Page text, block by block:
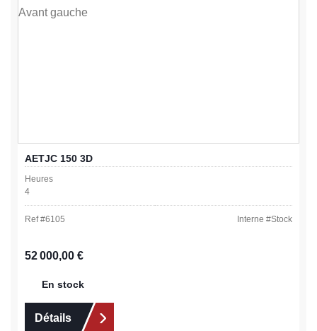
AETJC 150 3D
Heures
4
Ref #6105 Interne #Stock
Prix régulier :
52 000,00 €
En stock
Détails